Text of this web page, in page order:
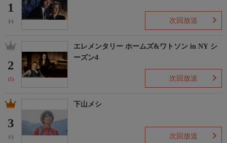
1
(-) 次回放送
2
(1)
エレメンタリー ホームズ&ワトソン in NY シ
ーズン4
次回放送
3
(-)
下山メシ
次回放送